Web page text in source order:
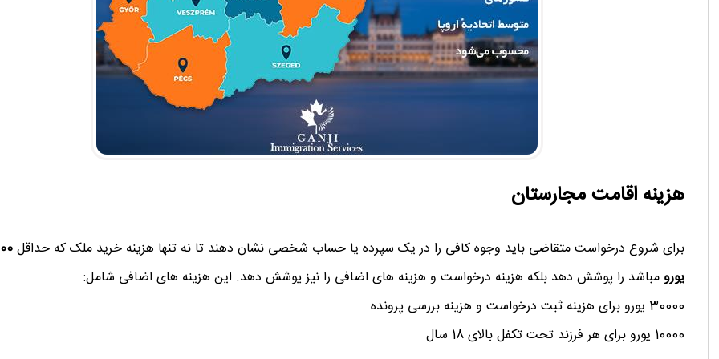
هزینه اقامت مجارستان
برای شروع درخواست متقاضی باید وجوه کافی را در یک سپرده یا حساب شخصی نشان دهند تا نه تنها هزینه خرید ملک که حداقل
یورو مباشد را پوشش دهد بلکه هزینه درخواست و هزینه های اضافی را نیز پوشش دهد. این هزینه های اضافی شامل:
30000 یورو برای هزینه ثبت درخواست و هزینه بررسی پرونده
10000 یورو برای هر فرزند تحت تکفل بالای 18 سال